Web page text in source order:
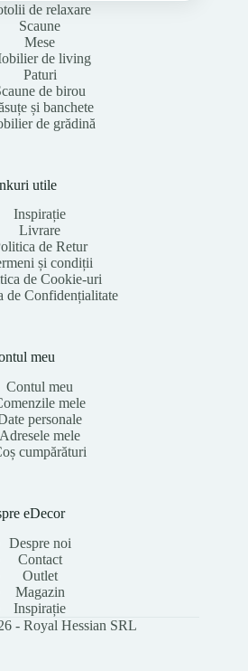
de relaxare
Scaune
Mese
de living
Paturi
de birou
și banchete
de grădină
utile
Inspirație
Livrare
de Retur
și condiții
de Cookie-uri
de Confidențialitate
meu
Contul meu
mele
personale
Adresele mele
cumpărături
eDecor
Despre noi
Contact
Outlet
Magazin
Inspirație
- Royal Hessian SRL